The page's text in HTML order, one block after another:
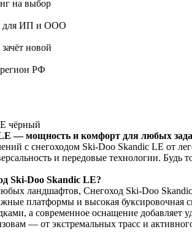
на выбор
для ИП и ООО
новой
РФ
чёрный
— мощность и комфорт для любых
с снегоходом Ski-Doo Skandic LE от
и передовые технологии.
Ski-Doo Skandic LE?
ландшафтов, Снегоход Ski-Doo
платформы и высокая
а современное оснащение добавляет
— от экстремальных трасс и